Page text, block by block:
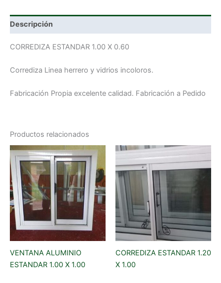
Descripción
CORREDIZA ESTANDAR 1.00 X 0.60
Corrediza Linea herrero y vidrios incoloros.
Fabricación Propia excelente calidad. Fabricación a Pedido
Productos relacionados
VENTANA ALUMINIO
ESTANDAR 1.00 X 1.00
CORREDIZA ESTANDAR 1.20
X 1.00